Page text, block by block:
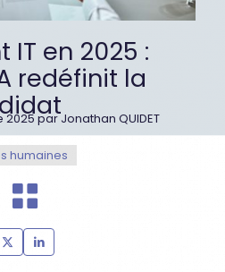
IT en 2025 :
redéfinit la
par Jonathan QUIDET
humaines